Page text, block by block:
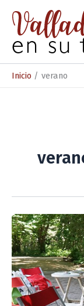
contenido
Inicio verano